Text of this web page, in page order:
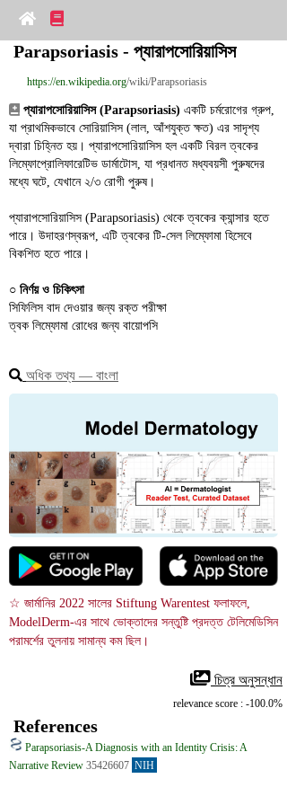
Parapsoriasis - প্যারাপসোরিয়াসিস
https://en.wikipedia.org/wiki/Parapsoriasis
প্যারাপসোরিয়াসিস (Parapsoriasis) একটি চর্মরোগের গ্রুপ,
যা প্রাথমিকভাবে সোরিয়াসিস (লাল, আঁশযুক্ত ক্ষত) এর সাদৃশ্য
দ্বারা চিহ্নিত হয়। প্যারাপসোরিয়াসিস হল একটি বিরল ত্বকের
লিম্ফোপ্রোলিফারেটিভ ডার্মাটোস, যা প্রধানত মধ্যবয়সী পুরুষদের
মধ্যে ঘটে, যেখানে ২/৩ রোগী পুরুষ।
প্যারাপসোরিয়াসিস (Parapsoriasis) থেকে ত্বকের ক্যান্সার হতে
পারে। উদাহরণস্বরূপ, এটি ত্বকের টি-সেল লিম্ফোমা হিসেবে
বিকশিত হতে পারে।
○ নির্ণয় ও চিকিৎসা
সিফিলিস বাদ দেওয়ার জন্য রক্ত পরীক্ষা
ত্বক লিম্ফোমা রোধের জন্য বায়োপসি
অধিক তথ্য ― বাংলা
☆ জার্মানির 2022 সালের Stiftung Warentest ফলাফলে,
ModelDerm-এর সাথে ভোক্তাদের সন্তুষ্টি প্রদত্ত টেলিমেডিসিন
পরামর্শের তুলনায় সামান্য কম ছিল।
চিত্র অনুসন্ধান
relevance score : -100.0%
References
Parapsoriasis-A Diagnosis with an Identity Crisis: A
Narrative Review 35426607 NIH